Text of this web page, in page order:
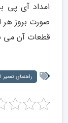
امداد آی پی
صورت بروز هر
قطعات آن می
راهنمای تعمیر